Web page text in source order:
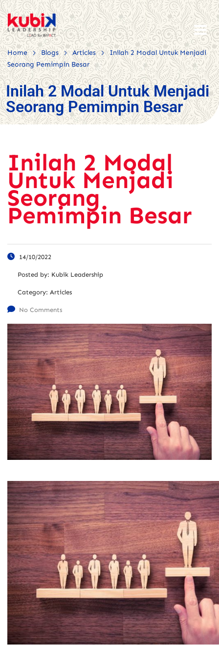
Home > Blogs > Articles >
Inilah 2 Modal Untuk Menjadi
Seorang Pemimpin Besar
Inilah 2 Modal Untuk Menjadi
Seorang Pemimpin Besar
Inilah 2 Modal
Untuk Menjadi
Seorang
Pemimpin Besar
14/10/2022
Posted by: Kubik Leadership
Category: Articles
No Comments